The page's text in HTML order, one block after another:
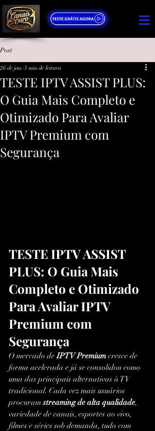
Post
TESTE IPTV ASSIST PLUS:
O Guia Mais Completo e
Otimizado Para Avaliar
IPTV Premium com
Segurança
26 de jan. 3 min de leitura
TESTE IPTV ASSIST
PLUS: O Guia Mais
Completo e Otimizado
Para Avaliar IPTV
Premium com
Segurança
O mercado de IPTV Premium cresce de
forma acelerada e já se consolidou como
uma das principais alternativas à TV
tradicional. Cada vez mais usuários
procuram streaming de alta qualidade,
variedade de canais, esportes ao vivo,
filmes e séries sob demanda, tudo com